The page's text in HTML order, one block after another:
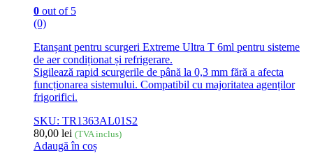
0 out of 5
(0)
Etanșant pentru scurgeri Extreme Ultra T 6ml pentru sisteme
de aer condiționat și refrigerare.
Sigilează rapid scurgerile de până la 0,3 mm fără a afecta
funcționarea sistemului. Compatibil cu majoritatea agenților
frigorifici.
SKU: TR1363AL01S2
80,00 lei (TVA inclus)
Adaugă în coș